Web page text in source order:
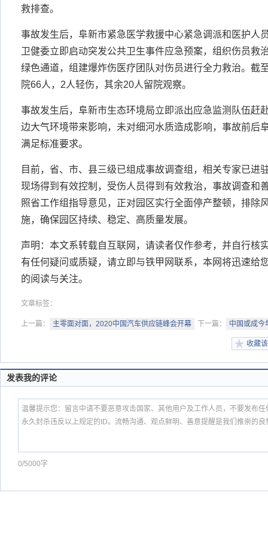
救排查。
事故发生后，阜新市紧急医学救援中心紧急调派和医护人
卫健委立即启动突发公共卫生事件应急预案，组织伤员救
绿色通道，组建爆炸伤医疗团队对伤员进行全力救治。截
院66人，2人轻伤，其余20人留院观察。
事故发生后，阜新市生态环境局立即派出应急监测队伍赶
边大气环境带来影响，未对细河水质造成影响，事故前后
满足标准要求。
目前，省、市、县三级已组成事故调查组，相关专家已进
现场得到有效控制，受伤人员得到有效救治，事故调查和
照省工作组指导意见，正对园区实行全面停产整顿，排除
施，确保园区持续、稳定、高质量发展。
声明：本文系转载自互联网，请读者仅作参考，并自行核
有任何疑问或质疑，请立即与铁甲网联系，本网将迅速给
的阅读与关注。
文章标签：
上一篇： 主零面对面，2020中国汽车供应链峰会开幕 下一篇： 中国或成今
收藏
发表我的评论
0/5000字